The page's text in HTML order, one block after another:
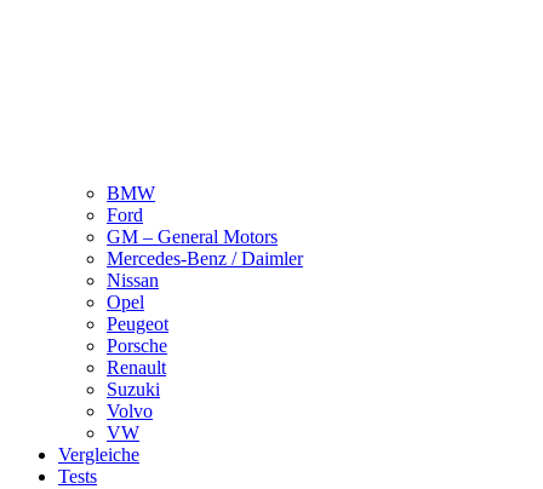
BMW
Ford
GM – General Motors
Mercedes-Benz / Daimler
Nissan
Opel
Peugeot
Porsche
Renault
Suzuki
Volvo
VW
Vergleiche
Tests